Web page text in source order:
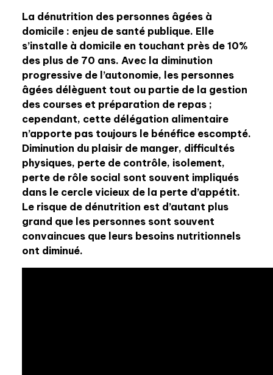
La dénutrition des personnes âgées à
domicile : enjeu de santé publique. Elle
s’installe à domicile en touchant près de 10%
des plus de 70 ans. Avec la diminution
progressive de l’autonomie, les personnes
âgées délèguent tout ou partie de la gestion
des courses et préparation de repas ;
cependant, cette délégation alimentaire
n’apporte pas toujours le bénéfice escompté.
Diminution du plaisir de manger, difficultés
physiques, perte de contrôle, isolement,
perte de rôle social sont souvent impliqués
dans le cercle vicieux de la perte d’appétit.
Le risque de dénutrition est d’autant plus
grand que les personnes sont souvent
convaincues que leurs besoins nutritionnels
ont diminué.